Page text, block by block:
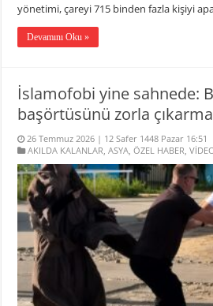
yönetimi, çareyi 715 binden fazla kişiyi
Devamını Oku »
İslamofobi yine sahnede:
başörtüsünü zorla
26 Temmuz 2026 | 12 Safer 1448 Pazar 16:51
AKILDA KALANLAR ,ASYA ,ÖZEL HABER ,